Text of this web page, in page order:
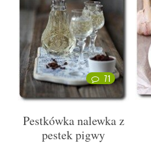
71
Pestkówka nalewka z
pestek pigwy